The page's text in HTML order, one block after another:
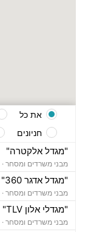
"מגדל אלקטרה"
מבני משרדים ומסחר ·
"מגדל אדגר 360"
מבני משרדים ומסחר ·
"מגדלי אלון TLV"
מבני משרדים ומסחר ·
את כל
חניונים